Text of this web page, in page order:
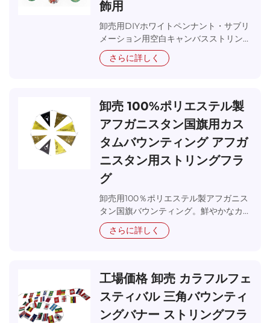
によって強いブランド想起性を生み出すと同時に、柔
軟な配置によりさまざまな空間的・環境的要件に対応
できる点にあります。
高品質な連旗の設計および生産においては、空気力
旗は個々の旗が風の中で最適に展開されるように保証
しつつ、全体としての統一性を維持する必要がありま
す。当社の充実した連旗製品ラインアップには、経済
的なモデルからフラッグシップモデルまで、多様なオ
プションが揃っています。短期間のプロモーションか
ら長期の屋外展示まで、さまざまなニーズに対応可能
です。私たちは、一連の連旗が移動するブランドギャ
ラリーおよび環境美化ツールであることを深く理解し
ており、そのため、各生産段階において厳格な品質基
準を設けています。20メートルの店頭装飾用連旗が必
要な場合でも、数百メートルにわたる街路装飾ソリュ
当社連旗の主な利点
優れた視覚的一貫性と表示効果：当社の連旗は、正確
なカラーマネジメントシステムを採用しており、旗シ
飾用
卸売用DIYホワイトペンナント・サブリ
メーション用空白キャンバスストリング
フラッグ。高品質ポリエステル素材で、
さまざまな装飾用途に最適。工場直販価
さらに詳しく
卸売 100%ポリエステル製
アフガニスタン国旗用カス
タムバウンティング アフガ
ニスタン用ストリングフラ
グ
卸売用100％ポリエステル製アフガニス
タン国旗バウンティング。鮮やかなカラ
ーでカスタム印刷されたアフガニスタン
ストリングフラッグ。長期使用に耐える
さらに詳しく
工場価格 卸売 カラフルフェ
スティバル 三角バウンティ
ングバナー ストリングフラ